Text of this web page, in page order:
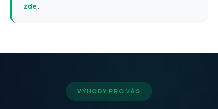
zde.
VÝHODY PRO VÁS